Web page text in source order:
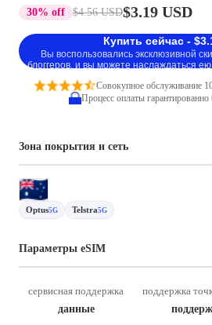
30% off $4.56 USD$3.19 USD
Купить сейчас -
Вы воспользовались эксклюзивной
блоггеров, и вы можете наслаждаться
Совокупное обслуживание
Процесс оплаты гарантированно
Зона покрытия и сеть
Optus5G Telstra5G
Параметры eSIM
сервисная поддержка
данные
поддержка